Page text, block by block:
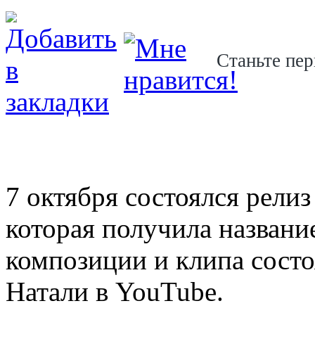
Станьте
7 октября состоялся
которая получила
композиции и клипа
Натали в YouTube.